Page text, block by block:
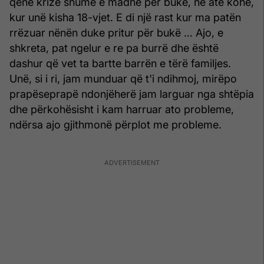
kur unë kisha 18-vjet. E di një rast kur ma patën
rrëzuar nënën duke pritur për bukë … Ajo, e
shkreta, pat ngelur e re pa burrë dhe është
dashur që vet ta bartte barrën e tërë familjes.
Unë, si i ri, jam munduar që t'i ndihmoj, mirëpo
prapëseprapë ndonjëherë jam larguar nga shtëpia
dhe përkohësisht i kam harruar ato probleme,
ndërsa ajo gjithmonë përplot me probleme.